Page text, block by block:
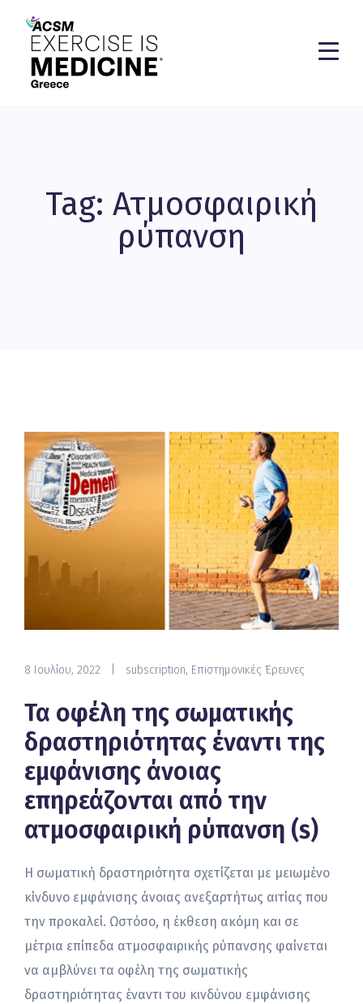
Tag: Ατμοσφαιρική
ρύπανση
8 Ιουλίου, 2022 subscription, Επιστημονικές Έρευνες
Τα οφέλη της σωματικής
δραστηριότητας έναντι της
εμφάνισης άνοιας
επηρεάζονται από την
ατμοσφαιρική ρύπανση (s)
Η σωματική δραστηριότητα σχετίζεται με μειωμένο
κίνδυνο εμφάνισης άνοιας ανεξαρτήτως αιτίας που
την προκαλεί. Ωστόσο, η έκθεση ακόμη και σε
μέτρια επίπεδα ατμοσφαιρικής ρύπανσης φαίνεται
να αμβλύνει τα οφέλη της σωματικής
δραστηριότητας έναντι του κινδύνου εμφάνισης